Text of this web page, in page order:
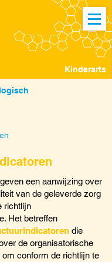
Kinderarts
een aanwijzing over
van de geleverde zorg
richtlijn
Het betreffen
die
de organisatorische
conform de richtlijn te